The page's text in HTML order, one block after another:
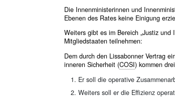
Die Innenministerinnen und
Ebenen des Rates keine Einigung
Weiters gibt es im Bereich „Justiz und
Mitgliedstaaten teilnehmen:
Dem durch den Lissabonner Vertrag
inneren Sicherheit (COSI) kommen
Er soll die operative
Weiters soll er die Effizienz